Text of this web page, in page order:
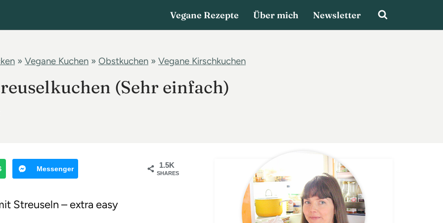
Vegane Rezepte Über mich Newsletter
» Vegane Kuchen » Obstkuchen » Vegane Kirschkuchen
(Sehr einfach)
1.5K
SHARES
Messenger
Streuseln – extra easy